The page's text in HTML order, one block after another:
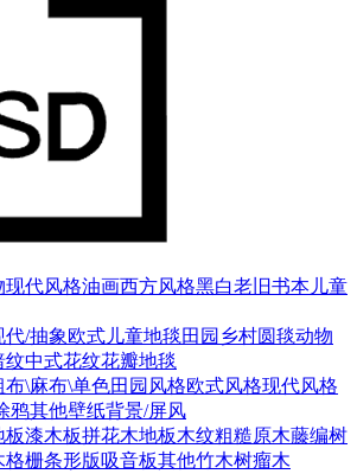
现代风格油画西方风格黑白老旧书本 儿童
代/抽象欧式 儿童地毯 田园乡村圆毯动物
纹中式花纹花瓣地毯
布\麻布\单色田园风格欧式风格现代风格
鸦其他壁纸背景/屏风
板漆木板拼花木地板木纹粗糙原木藤编树
格栅条形版吸音板其他竹木树瘤木